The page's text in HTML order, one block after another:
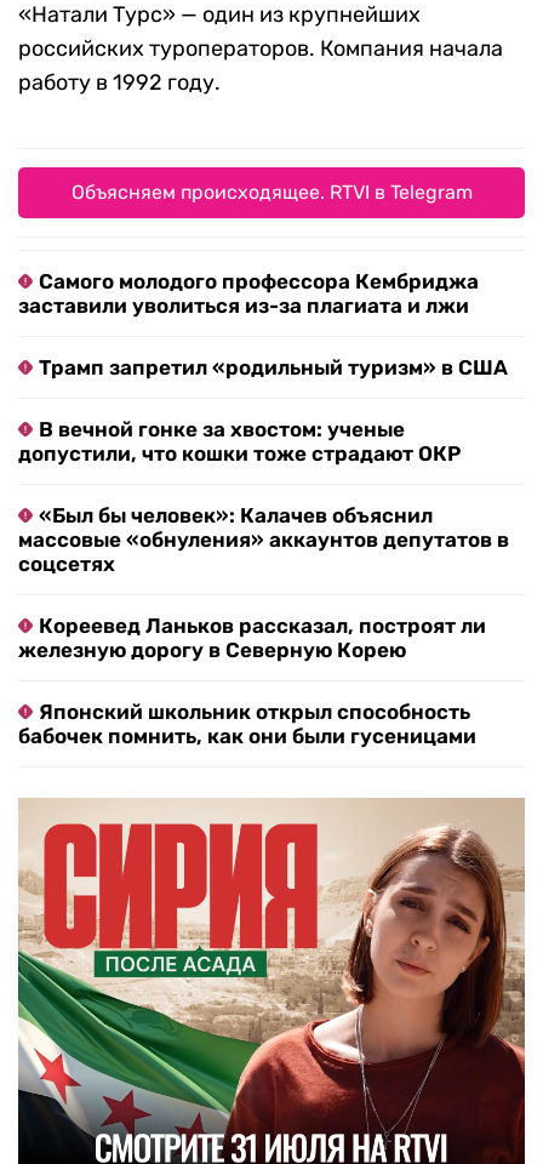
«Натали Турс» — один из крупнейших
российских туроператоров. Компания начала
работу в 1992 году.
Объясняем происходящее. RTVI в Telegram
Самого молодого профессора Кембриджа
заставили уволиться из-за плагиата и лжи
Трамп запретил «родильный туризм» в США
В вечной гонке за хвостом: ученые
допустили, что кошки тоже страдают ОКР
«Был бы человек»: Калачев объяснил
массовые «обнуления» аккаунтов депутатов в
соцсетях
Кореевед Ланьков рассказал, построят ли
железную дорогу в Северную Корею
Японский школьник открыл способность
бабочек помнить, как они были гусеницами